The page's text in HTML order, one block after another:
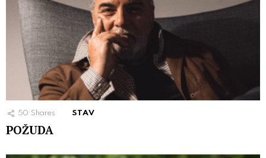
50 Shares STAV
POŽUDA